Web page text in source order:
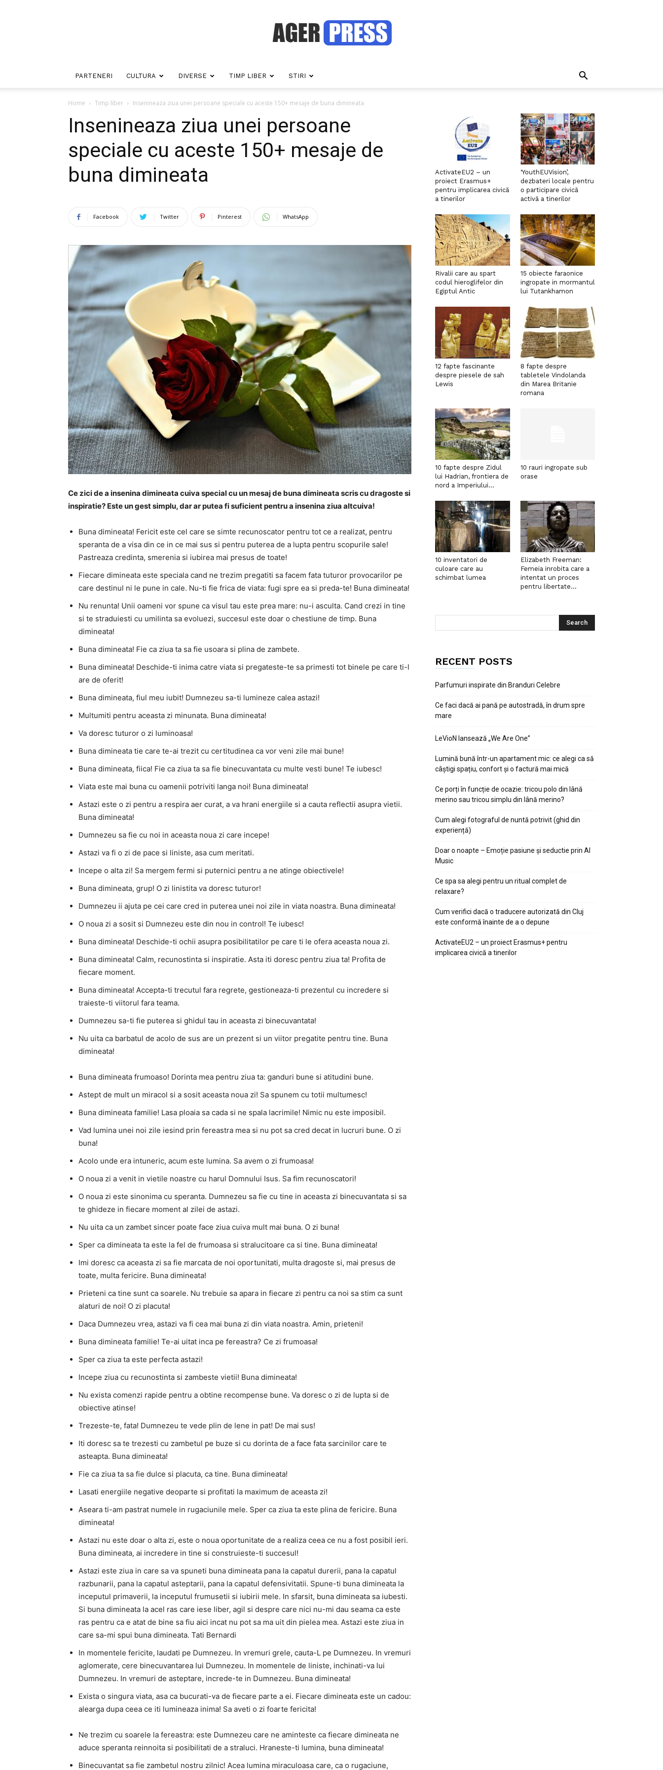
PARTENERI CULTURA DIVERSE TIMP LIBER STIRI
Home Timp liber Insenineaza ziua unei persoane speciale cu aceste 150+ mesaje de buna dimineata
Insenineaza ziua unei persoane
speciale cu aceste 150+ mesaje de
buna dimineata
Facebook Twitter Pinterest WhatsApp
Ce zici de a insenina dimineata cuiva special cu un mesaj de buna dimineata scris cu dragoste si
inspiratie? Este un gest simplu, dar ar putea fi suficient pentru a insenina ziua altcuiva!
Buna dimineata! Fericit este cel care se simte recunoscator pentru tot ce a realizat, pentru
speranta de a visa din ce in ce mai sus si pentru puterea de a lupta pentru scopurile sale!
Pastreaza credinta, smerenia si iubirea mai presus de toate!
Fiecare dimineata este speciala cand ne trezim pregatiti sa facem fata tuturor provocarilor pe
care destinul ni le pune in cale. Nu-ti fie frica de viata: fugi spre ea si preda-te! Buna dimineata!
Nu renunta! Unii oameni vor spune ca visul tau este prea mare: nu-i asculta. Cand crezi in tine
si te straduiesti cu umilinta sa evoluezi, succesul este doar o chestiune de timp. Buna
dimineata!
Buna dimineata! Fie ca ziua ta sa fie usoara si plina de zambete.
Buna dimineata! Deschide-ti inima catre viata si pregateste-te sa primesti tot binele pe care ti-l
are de oferit!
Buna dimineata, fiul meu iubit! Dumnezeu sa-ti lumineze calea astazi!
Multumiti pentru aceasta zi minunata. Buna dimineata!
Va doresc tuturor o zi luminoasa!
Buna dimineata tie care te-ai trezit cu certitudinea ca vor veni zile mai bune!
Buna dimineata, fiica! Fie ca ziua ta sa fie binecuvantata cu multe vesti bune! Te iubesc!
Viata este mai buna cu oamenii potriviti langa noi! Buna dimineata!
Astazi este o zi pentru a respira aer curat, a va hrani energiile si a cauta reflectii asupra vietii.
Buna dimineata!
Dumnezeu sa fie cu noi in aceasta noua zi care incepe!
Astazi va fi o zi de pace si liniste, asa cum meritati.
Incepe o alta zi! Sa mergem fermi si puternici pentru a ne atinge obiectivele!
Buna dimineata, grup! O zi linistita va doresc tuturor!
Dumnezeu ii ajuta pe cei care cred in puterea unei noi zile in viata noastra. Buna dimineata!
O noua zi a sosit si Dumnezeu este din nou in control! Te iubesc!
Buna dimineata! Deschide-ti ochii asupra posibilitatilor pe care ti le ofera aceasta noua zi.
Buna dimineata! Calm, recunostinta si inspiratie. Asta iti doresc pentru ziua ta! Profita de
fiecare moment.
Buna dimineata! Accepta-ti trecutul fara regrete, gestioneaza-ti prezentul cu incredere si
traieste-ti viitorul fara teama.
Dumnezeu sa-ti fie puterea si ghidul tau in aceasta zi binecuvantata!
Nu uita ca barbatul de acolo de sus are un prezent si un viitor pregatite pentru tine. Buna
dimineata!
Buna dimineata frumoaso! Dorinta mea pentru ziua ta: ganduri bune si atitudini bune.
Astept de mult un miracol si a sosit aceasta noua zi! Sa spunem cu totii multumesc!
Buna dimineata familie! Lasa ploaia sa cada si ne spala lacrimile! Nimic nu este imposibil.
Vad lumina unei noi zile iesind prin fereastra mea si nu pot sa cred decat in ​​lucruri bune. O zi
buna!
Acolo unde era intuneric, acum este lumina. Sa avem o zi frumoasa!
O noua zi a venit in vietile noastre cu harul Domnului Isus. Sa fim recunoscatori!
O noua zi este sinonima cu speranta. Dumnezeu sa fie cu tine in aceasta zi binecuvantata si sa
te ghideze in fiecare moment al zilei de astazi.
Nu uita ca un zambet sincer poate face ziua cuiva mult mai buna. O zi buna!
Sper ca dimineata ta este la fel de frumoasa si stralucitoare ca si tine. Buna dimineata!
Imi doresc ca aceasta zi sa fie marcata de noi oportunitati, multa dragoste si, mai presus de
toate, multa fericire. Buna dimineata!
Prieteni ca tine sunt ca soarele. Nu trebuie sa apara in fiecare zi pentru ca noi sa stim ca sunt
alaturi de noi! O zi placuta!
Daca Dumnezeu vrea, astazi va fi cea mai buna zi din viata noastra. Amin, prieteni!
Buna dimineata familie! Te-ai uitat inca pe fereastra? Ce zi frumoasa!
Sper ca ziua ta este perfecta astazi!
Incepe ziua cu recunostinta si zambeste vietii! Buna dimineata!
Nu exista comenzi rapide pentru a obtine recompense bune. Va doresc o zi de lupta si de
obiective atinse!
Trezeste-te, fata! Dumnezeu te vede plin de lene in pat! De mai sus!
Iti doresc sa te trezesti cu zambetul pe buze si cu dorinta de a face fata sarcinilor care te
asteapta. Buna dimineata!
Fie ca ziua ta sa fie dulce si placuta, ca tine. Buna dimineata!
Lasati energiile negative deoparte si profitati la maximum de aceasta zi!
Aseara ti-am pastrat numele in rugaciunile mele. Sper ca ziua ta este plina de fericire. Buna
dimineata!
Astazi nu este doar o alta zi, este o noua oportunitate de a realiza ceea ce nu a fost posibil ieri.
Buna dimineata, ai incredere in tine si construieste-ti succesul!
Astazi este ziua in care sa va spuneti buna dimineata pana la capatul durerii, pana la capatul
razbunarii, pana la capatul asteptarii, pana la capatul defensivitatii. Spune-ti buna dimineata la
inceputul primaverii, la inceputul frumusetii si iubirii mele. In sfarsit, buna dimineata sa iubesti.
Si buna dimineata la acel ras care iese liber, agil si despre care nici nu-mi dau seama ca este
ras pentru ca e atat de bine sa fiu aici incat nu pot sa ma uit din pielea mea. Astazi este ziua in
care sa-mi spui buna dimineata. Tati Bernardi
In momentele fericite, laudati pe Dumnezeu. In vremuri grele, cauta-L pe Dumnezeu. In vremuri
aglomerate, cere binecuvantarea lui Dumnezeu. In momentele de liniste, inchinati-va lui
Dumnezeu. In vremuri de asteptare, increde-te in Dumnezeu. Buna dimineata!
Exista o singura viata, asa ca bucurati-va de fiecare parte a ei. Fiecare dimineata este un cadou:
alearga dupa ceea ce iti lumineaza inima! Sa aveti o zi foarte fericita!
Ne trezim cu soarele la fereastra: este Dumnezeu care ne aminteste ca fiecare dimineata ne
aduce speranta reinnoita si posibilitati de a straluci. Hraneste-ti lumina, buna dimineata!
Binecuvantat sa fie zambetul nostru zilnic! Acea lumina miraculoasa care, ca o rugaciune,
ActivateEU2 – un
proiect Erasmus+
pentru implicarea civică
a tinerilor
‘YouthEUVision’,
dezbateri locale pentru
o participare civică
activă a tinerilor
Rivalii care au spart
codul hieroglifelor din
Egiptul Antic
15 obiecte faraonice
ingropate in mormantul
lui Tutankhamon
12 fapte fascinante
despre piesele de sah
Lewis
8 fapte despre
tabletele Vindolanda
din Marea Britanie
romana
10 fapte despre Zidul
lui Hadrian, frontiera de
nord a Imperiului...
10 rauri ingropate sub
orase
10 inventatori de
culoare care au
schimbat lumea
Elizabeth Freeman:
Femeia inrobita care a
intentat un proces
pentru libertate...
RECENT POSTS
Parfumuri inspirate din Branduri Celebre
Ce faci dacă ai pană pe autostradă, în drum spre
mare
LeVioN lansează „We Are One”
Lumină bună într-un apartament mic: ce alegi ca să
câștigi spațiu, confort și o factură mai mică
Ce porți în funcție de ocazie: tricou polo din lână
merino sau tricou simplu din lână merino?
Cum alegi fotograful de nuntă potrivit (ghid din
experiență)
Doar o noapte – Emoție pasiune și seductie prin AI
Music
Ce spa sa alegi pentru un ritual complet de
relaxare?
Cum verifici dacă o traducere autorizată din Cluj
este conformă înainte de a o depune
ActivateEU2 – un proiect Erasmus+ pentru
implicarea civică a tinerilor